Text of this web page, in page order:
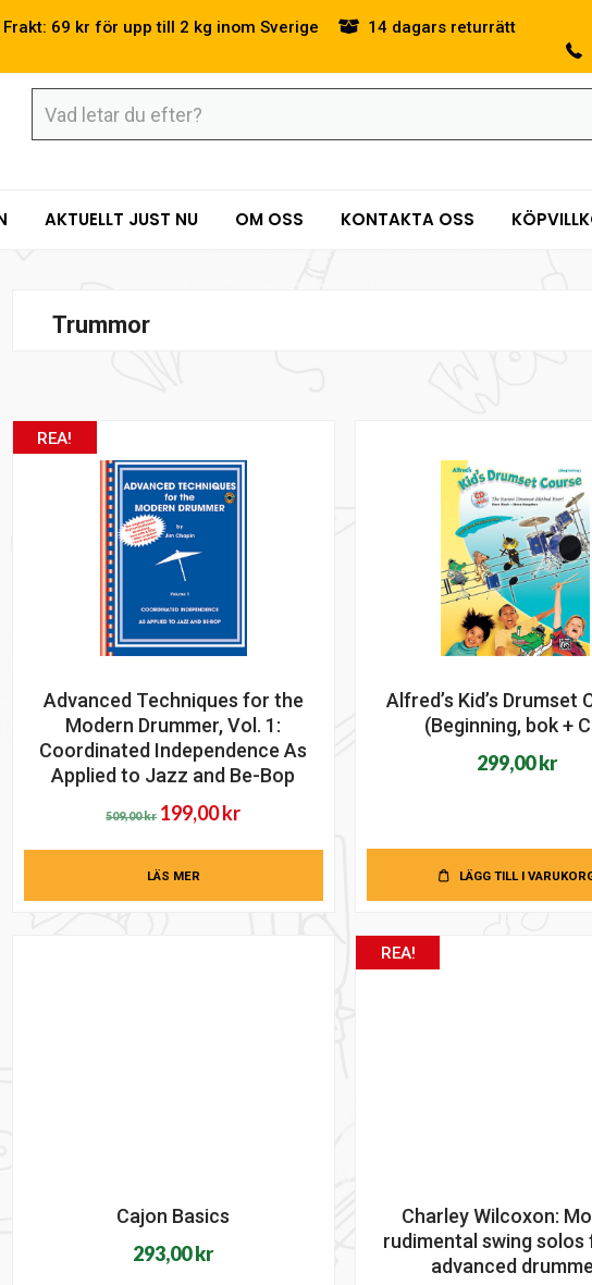
Frakt: 69 kr för upp till 2 kg inom Sverige
14 dagars returrätt
AKTUELLT JUST NU OM OSS KONTAKTA OSS
Trummor
REA!
Advanced Techniques for the
Modern Drummer, Vol. 1:
Coordinated Independence As
Applied to Jazz and Be-Bop
509,00kr Det
priset
var:
199,00krDet
är:
LÄS MER
Alfred’s Kid’s Drumset
(Beginning, bok +
299,00kr
LÄGG TILL I
Cajon Basics
293,00kr
REA!
Charley Wilcoxon:
rudimental swing solos
advanced